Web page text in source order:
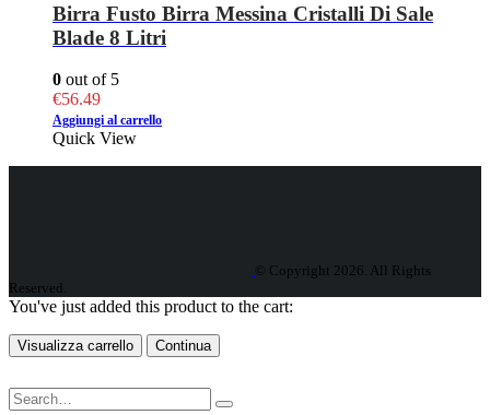
Birra Fusto Birra Messina Cristalli Di Sale
Blade 8 Litri
0 out of 5
€56.49
Aggiungi al carrello
Quick View
© Copyright 2026. All Rights
Reserved.
You've just added this product to the cart:
Visualizza carrello Continua